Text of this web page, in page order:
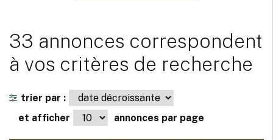
33 annonces correspondent
à vos critères de recherche
trier par :
et afficher
annonces par page